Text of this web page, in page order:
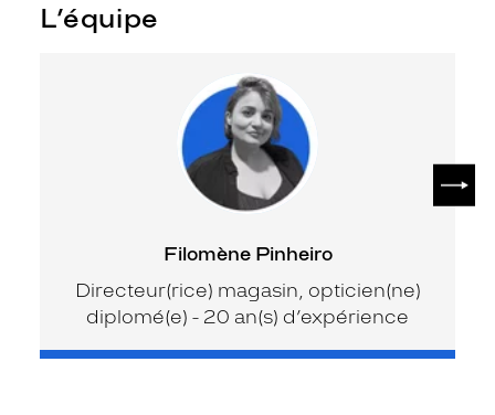
L’équipe
Filomène Pinheiro
Directeur(rice) magasin, opticien(ne)
diplomé(e) - 20 an(s) d’expérience